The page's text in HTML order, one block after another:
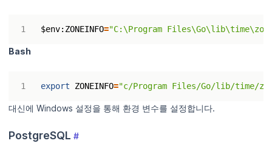
$env:ZONEINFO="C:\Program
Bash
export ZONEINFO="c/Program Files/Go/lib/time/
대신에 Windows 설정을 통해 환경 변수를 설정합니다.
PostgreSQL #